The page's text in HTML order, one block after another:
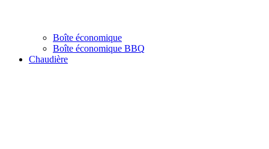
Boîte économique
Boîte économique BBQ
Chaudière